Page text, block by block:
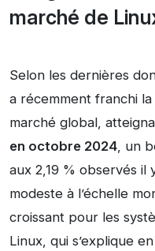
marché de
Selon les dernières
a récemment franchi
marché global,
en octobre 2024, un
aux 2,19 % observés il
modeste à l’échelle
croissant pour les
Linux, qui s’explique